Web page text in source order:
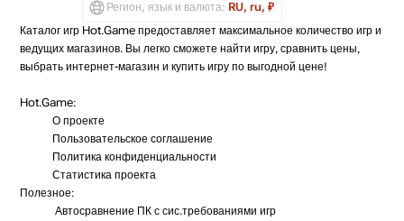
Регион, язык и валюта: RU, ru, ₽
Каталог игр Hot.Game предоставляет максимальное количество игр и
ведущих магазинов. Вы легко сможете найти игру, сравнить цены,
выбрать интернет-магазин и купить игру по выгодной цене!
Hot.Game:
О проекте
Пользовательское соглашение
Политика конфиденциальности
Статистика проекта
Полезное:
Автосравнение ПК с сис.требованиями игр